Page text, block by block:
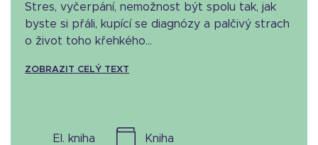
Stres, vyčerpání, nemožnost být spolu tak, jak
byste si přáli, kupící se diagnózy a palčivý strach
o život toho křehkého...
ZOBRAZIT CELÝ TEXT
el. kniha kniha